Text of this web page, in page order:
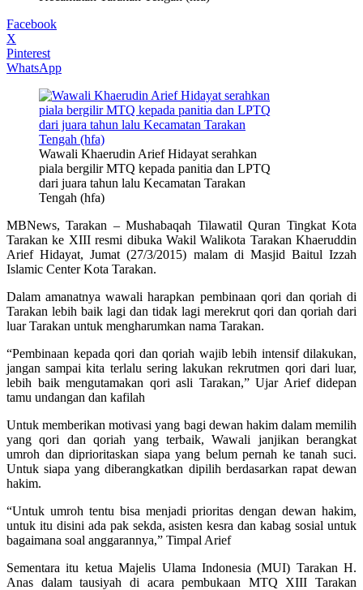
Facebook
X
Pinterest
WhatsApp
Wawali Khaerudin Arief Hidayat serahkan
piala bergilir MTQ kepada panitia dan LPTQ
dari juara tahun lalu Kecamatan Tarakan
Tengah (hfa)
MBNews, Tarakan – Mushabaqah Tilawatil Quran Tingkat Kota
Tarakan ke XIII resmi dibuka Wakil Walikota Tarakan Khaeruddin
Arief Hidayat, Jumat (27/3/2015) malam di Masjid Baitul Izzah
Islamic Center Kota Tarakan.
Dalam amanatnya wawali harapkan pembinaan qori dan qoriah di
Tarakan lebih baik lagi dan tidak lagi merekrut qori dan qoriah dari
luar Tarakan untuk mengharumkan nama Tarakan.
“Pembinaan kepada qori dan qoriah wajib lebih intensif dilakukan,
jangan sampai kita terlalu sering lakukan rekrutmen qori dari luar,
lebih baik mengutamakan qori asli Tarakan,” Ujar Arief didepan
tamu undangan dan kafilah
Untuk memberikan motivasi yang bagi dewan hakim dalam memilih
yang qori dan qoriah yang terbaik, Wawali janjikan berangkat
umroh dan diprioritaskan siapa yang belum pernah ke tanah suci.
Untuk siapa yang diberangkatkan dipilih berdasarkan rapat dewan
hakim.
“Untuk umroh tentu bisa menjadi prioritas dengan dewan hakim,
untuk itu disini ada pak sekda, asisten kesra dan kabag sosial untuk
bagaimana soal anggarannya,” Timpal Arief
Sementara itu ketua Majelis Ulama Indonesia (MUI) Tarakan H.
Anas dalam tausiyah di acara pembukaan MTQ XIII Tarakan